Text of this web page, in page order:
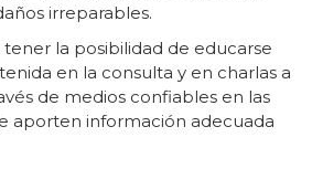
irreparables.
la posibilidad de educarse
en la consulta y en charlas a
de medios confiables en las
aporten información adecuada